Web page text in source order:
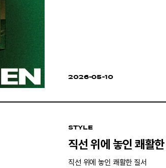
2026-05-10
STYLE
직선 위에 놓인 쾌활
직선 위에 놓인 쾌활한 질서